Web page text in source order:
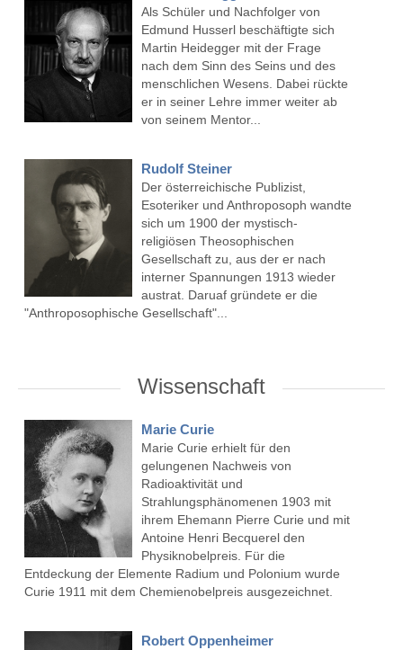
Als Schüler und Nachfolger von
Edmund Husserl beschäftigte sich
Martin Heidegger mit der Frage
nach dem Sinn des Seins und des
menschlichen Wesens. Dabei rückte
er in seiner Lehre immer weiter ab
von seinem Mentor...
Rudolf Steiner
Der österreichische Publizist,
Esoteriker und Anthroposoph wandte
sich um 1900 der mystisch-
religiösen Theosophischen
Gesellschaft zu, aus der er nach
interner Spannungen 1913 wieder
austrat. Daruaf gründete er die
"Anthroposophische Gesellschaft"...
Wissenschaft
Marie Curie
Marie Curie erhielt für den
gelungenen Nachweis von
Radioaktivität und
Strahlungsphänomenen 1903 mit
ihrem Ehemann Pierre Curie und mit
Antoine Henri Becquerel den
Physiknobelpreis. Für die
Entdeckung der Elemente Radium und Polonium wurde
Curie 1911 mit dem Chemienobelpreis ausgezeichnet.
Robert Oppenheimer